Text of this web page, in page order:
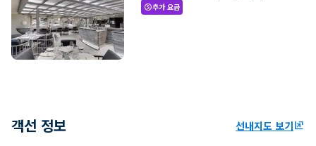
paid추가 요금
객선 정보 선내지도 보기ungroup